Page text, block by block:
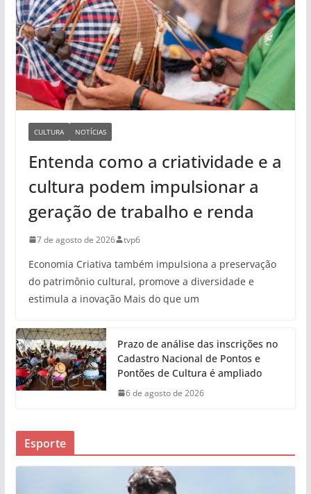
CULTURA NOTÍCIAS
Entenda como a criatividade e a
cultura podem impulsionar a
geração de trabalho e renda
7 de agosto de 2026 tvp6
Economia Criativa também impulsiona a preservação
do patrimônio cultural, promove a diversidade e
estimula a inovação Mais do que um
Prazo de análise das inscrições no
Cadastro Nacional de Pontos e
Pontões de Cultura é ampliado
6 de agosto de 2026
Esporte